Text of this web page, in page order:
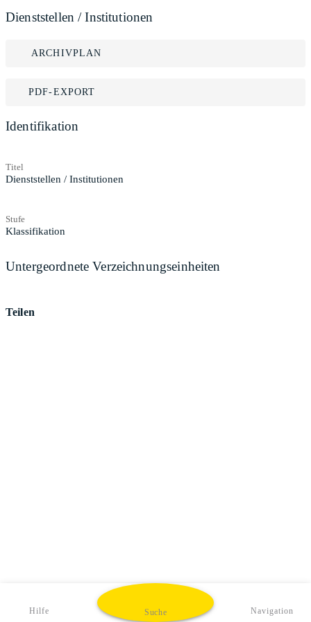
Dienststellen / Institutionen
ARCHIVPLAN
PDF-EXPORT
Identifikation
Titel
Dienststellen / Institutionen
Stufe
Klassifikation
Untergeordnete Verzeichnungseinheiten
Teilen
Hilfe Suche Navigation